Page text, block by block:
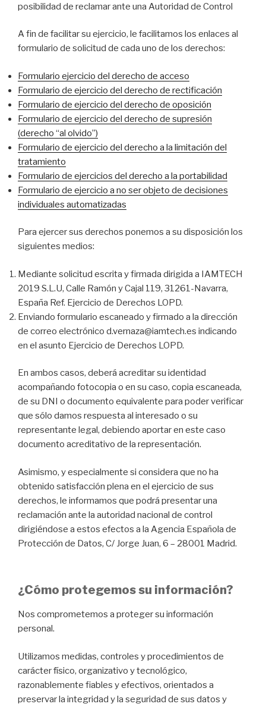
posibilidad de reclamar ante una Autoridad de Control
A fin de facilitar su ejercicio, le facilitamos los enlaces al
formulario de solicitud de cada uno de los derechos:
Formulario ejercicio del derecho de acceso
Formulario de ejercicio del derecho de rectificación
Formulario de ejercicio del derecho de oposición
Formulario de ejercicio del derecho de supresión
(derecho “al olvido”)
Formulario de ejercicio del derecho a la limitación del
tratamiento
Formulario de ejercicios del derecho a la portabilidad
Formulario de ejercicio a no ser objeto de decisiones
individuales automatizadas
Para ejercer sus derechos ponemos a su disposición los
siguientes medios:
Mediante solicitud escrita y firmada dirigida a IAMTECH
2019 S.L.U, Calle Ramón y Cajal 119, 31261-Navarra,
España Ref. Ejercicio de Derechos LOPD.
Enviando formulario escaneado y firmado a la dirección
de correo electrónico d.vernaza@iamtech.es indicando
en el asunto Ejercicio de Derechos LOPD.
En ambos casos, deberá acreditar su identidad
acompañando fotocopia o en su caso, copia escaneada,
de su DNI o documento equivalente para poder verificar
que sólo damos respuesta al interesado o su
representante legal, debiendo aportar en este caso
documento acreditativo de la representación.
Asimismo, y especialmente si considera que no ha
obtenido satisfacción plena en el ejercicio de sus
derechos, le informamos que podrá presentar una
reclamación ante la autoridad nacional de control
dirigiéndose a estos efectos a la Agencia Española de
Protección de Datos, C/ Jorge Juan, 6 – 28001 Madrid.
¿Cómo protegemos su información?
Nos comprometemos a proteger su información
personal.
Utilizamos medidas, controles y procedimientos de
carácter físico, organizativo y tecnológico,
razonablemente fiables y efectivos, orientados a
preservar la integridad y la seguridad de sus datos y